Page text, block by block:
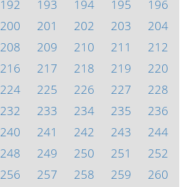
192 193 194 195
196
200 201 202 203
204
208 209 210 211
212
216 217 218 219
220
224 225 226 227
228
232 233 234 235
236
240 241 242 243
244
248 249 250 251
252
256 257 258 259
260